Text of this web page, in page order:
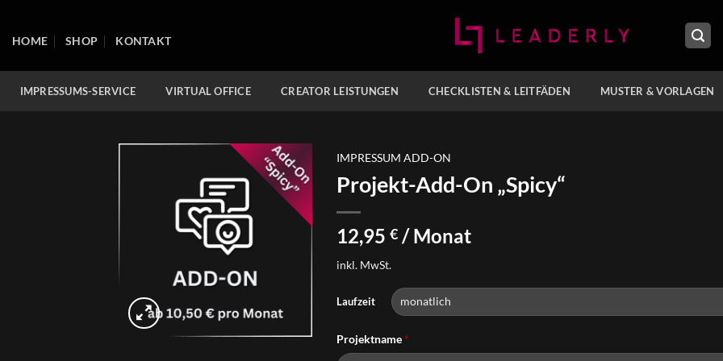
springen
HOME SHOP KONTAKT
IMPRESSUMS-SERVICE VIRTUAL OFFICE CREATOR LEISTUNGEN CHECKLISTEN & LEITFÄDEN MUSTER & VORLAGEN
IMPRESSUM ADD-ON
Projekt-Add-On „Spicy“
12,95 € / Monat
inkl. MwSt.
Laufzeit
Projektname*